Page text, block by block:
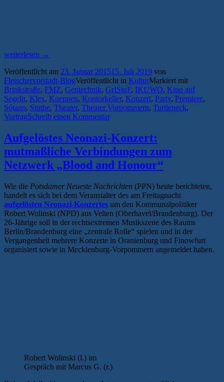
„Kurze
lange
Nächte
–
das
Greifswalder
Wochenende
Überblick
#44“
weiterlesen →
Veröffentlicht am 23. Januar 201515. Juli 2019 von
Fleischervorstadt-BlogVeröffentlicht in KulturMarkiert mit
Brinkstraße, FMZ, Gentechnik, GrIStuF, IKUWO, Kino auf
Segeln, Klex, Koeppen, Kontorkeller, Konzert, Party, Premiere,
Sótano, Stuthe, Theater, Theater Vorpommern, Turtleneck,
VortragSchreib einen Kommentar
Aufgelöstes Neonazi-Konzert:
mutmaßliche Verbindungen zum
Netzwerk „Blood and Honour“
Wie die Potsdamer Neueste Nachrichten (PPN) heute berichteten,
handelt es sich bei dem Veranstalter des am Freitagnacht
aufgelösten Neonazi-Konzertes um den Kommunalpolitiker
Robert Wolinski (NPD) aus Velten (Oberhavel/Brandenburg). Der
26-Jährige soll in der rechtsextremen Musikszene des Raums
Berlin/Brandenburg eine „zentrale Rolle“ spielen und in der
Vergangenheit mehrere Konzerte in Oranienburg und Finowfurt
organisiert sowie in Mecklenburg-Vorpommern angemeldet haben.
Robert Wolinski (l.) im
Gespräch mit Marcus G. (r.)